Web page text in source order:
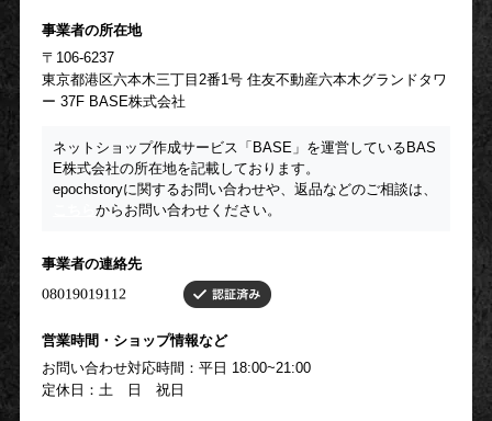
事業者の所在地
〒106-6237
東京都港区六本木三丁目2番1号 住友不動産六本木グランドタワ
ー 37F BASE株式会社
ネットショップ作成サービス「BASE」を運営しているBAS
E株式会社の所在地を記載しております。
epochstoryに関するお問い合わせや、返品などのご相談は、
からお問い合わせください。
事業者の連絡先
営業時間・ショップ情報など
お問い合わせ対応時間：平日 18:00~21:00
定休日：土 日 祝日